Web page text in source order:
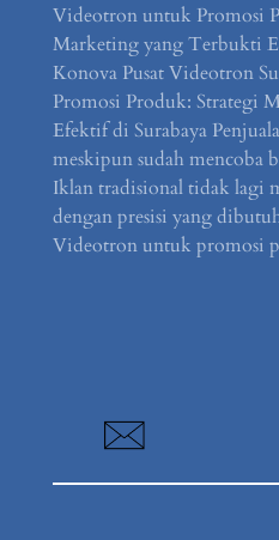
Videotron untuk Promosi
Marketing yang Terbukti
Konova Pusat Videotron
Promosi Produk: Strategi
Efektif di Surabaya
meskipun sudah mencoba
Iklan tradisional tidak lagi
dengan presisi yang
Videotron untuk promosi